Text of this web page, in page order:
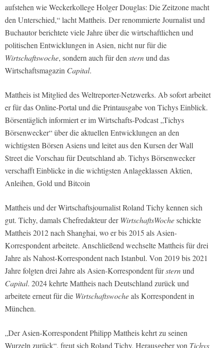
aufstehen wie Weckerkollege Holger Douglas: Die Zeitzone macht
den Unterschied,“ lacht Mattheis. Der renommierte Journalist und
Buchautor berichtete viele Jahre über die wirtschaftlichen und
politischen Entwicklungen in Asien, nicht nur für die
Wirtschaftswoche, sondern auch für den sternund das
Wirtschaftsmagazin Capital.
Mattheis ist Mitglied des Weltreporter-Netzwerks. Ab sofort arbeitet
er für das Online-Portal und die Printausgabe von Tichys Einblick.
Börsentäglich informiert er im Wirtschafts-Podcast „Tichys
Börsenwecker“ über die aktuellen Entwicklungen an den
wichtigsten Börsen Asiens und leitet aus den Kursen der Wall
Street die Vorschau für Deutschland ab. Tichys Börsenwecker
verschafft Einblicke in die wichtigsten Anlageklassen Aktien,
Anleihen, Gold und Bitcoin
Mattheis und der Wirtschaftsjournalist Roland Tichy kennen sich
gut. Tichy, damals Chefredakteur derWirtschaftsWocheschickte
Mattheis 2012 nach Shanghai, wo er bis 2015 als Asien-
Korrespondent arbeitete. Anschließend wechselte Mattheis für drei
Jahre als Nahost-Korrespondent nach Istanbul. Von 2019 bis 2021
Jahre folgten drei Jahre als Asien-Korrespondent fürsternund
Capital. 2024 kehrte Mattheis nach Deutschland zurück und
arbeitete erneut für die Wirtschaftswocheals Korrespondent in
München.
„Der Asien-Korrespondent Philipp Mattheis kehrt zu seinen
Wurzeln zurück“, freut sich Roland Tichy, Herausgeber von Tichys